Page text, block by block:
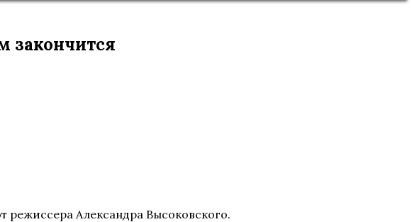
закончится
режиссера Александра Высоковского.